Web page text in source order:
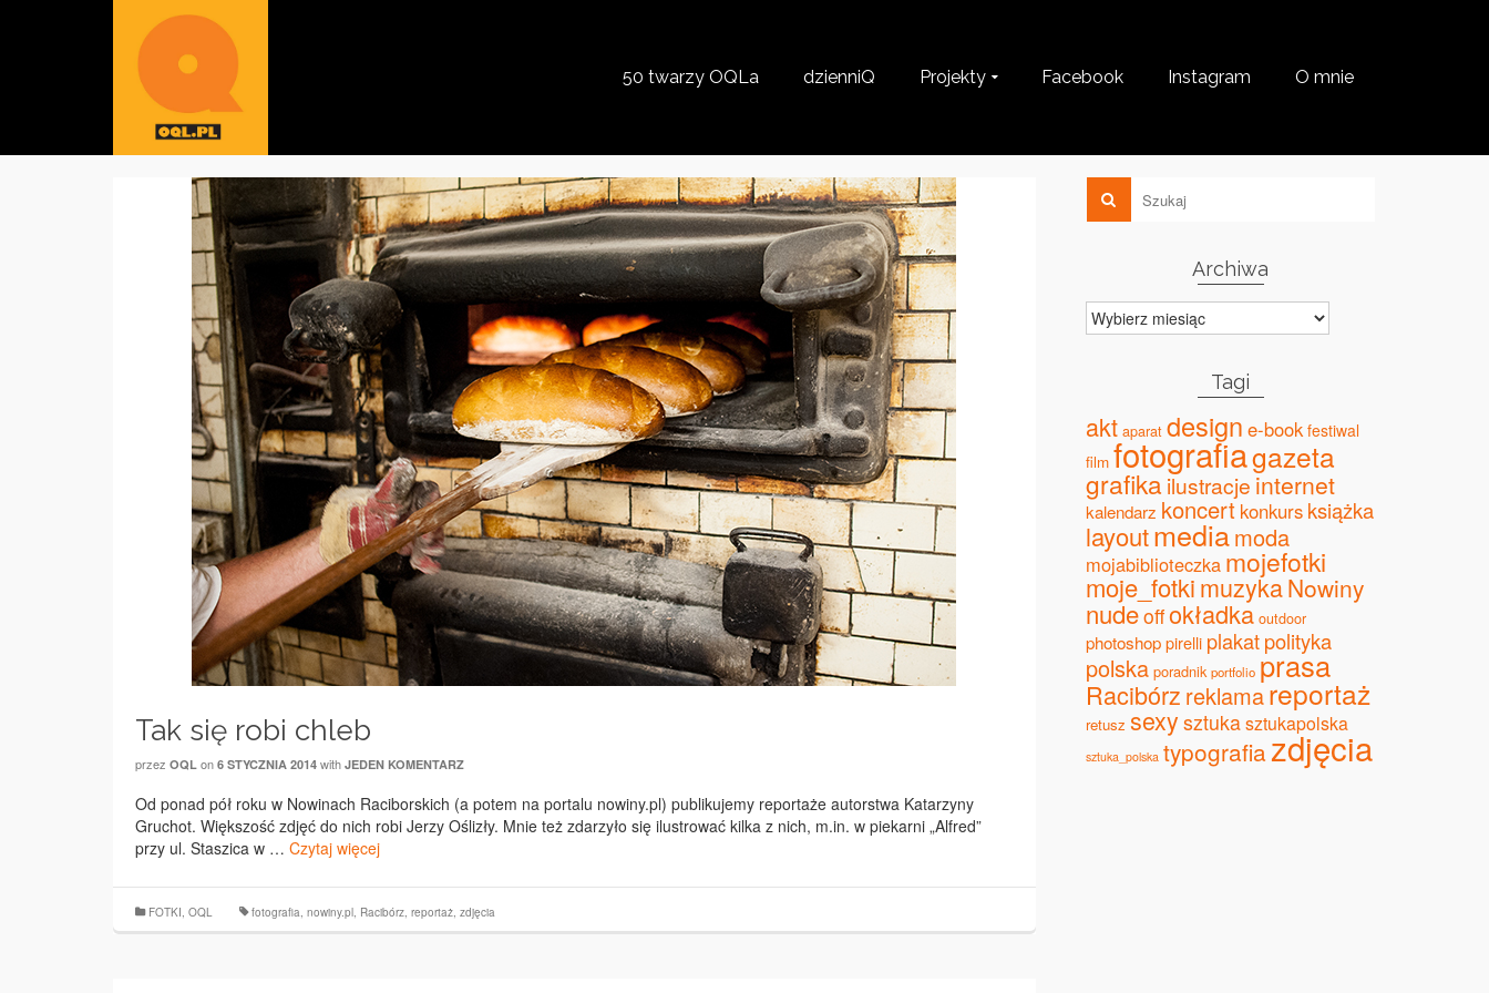
50 twarzy OQLa dzienniQ Projekty Facebook Instagram O mnie
Tak się robi chleb
przez OQL on 6 STYCZNIA 2014 with JEDEN KOMENTARZ
Od ponad pół roku w Nowinach Raciborskich (a potem na portalu nowiny.pl) publikujemy reportaże autorstwa Katarzyny
Gruchot. Większość zdjęć do nich robi Jerzy Oślizły. Mnie też zdarzyło się ilustrować kilka z nich, m.in. w piekarni „Alfred”
przy ul. Staszica w … Czytaj więcej
FOTKI, OQL fotografia, nowiny.pl, Racibórz, reportaż, zdjęcia
Archiwa
Archiwa
Tagi
akt aparat design e-book festiwal
film fotografiagazeta
grafika ilustracjeinternet
kalendarz koncert konkurs książka
layoutmediamoda
mojabiblioteczka mojefotki
moje_fotkimuzykaNowiny
nudeoffokładka outdoor
photoshop pirelli plakat polityka
polska poradnik portfolio prasa
Racibórz reklamareportaż
retusz sexy sztukasztukapolska
sztuka_polska typografia zdjęcia